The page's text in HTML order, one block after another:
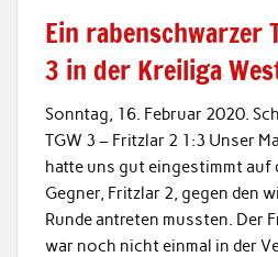
Ein rabenschwarzer
3 in der Kreiliga
Sonntag, 16. Februar 2020.
TGW 3 – Fritzlar 2 1:3 Unser
hatte uns gut eingestimmt
Gegner, Fritzlar 2, gegen den
Runde antreten mussten. Der
war noch nicht einmal in der